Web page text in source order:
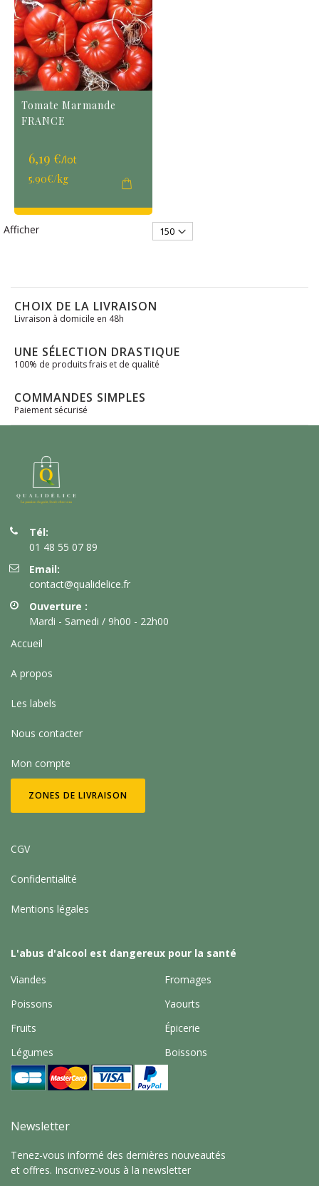
Tomate Marmande
FRANCE
6,19 €/lot
5.90€/kg
Afficher
CHOIX DE LA LIVRAISON
Livraison à domicile en 48h
UNE SÉLECTION DRASTIQUE
100% de produits frais et de qualité
COMMANDES SIMPLES
Paiement sécurisé
Tél:
01 48 55 07 89
Email:
contact@qualidelice.fr
Ouverture :
Mardi - Samedi / 9h00 - 22h00
Accueil
A propos
Les labels
Nous contacter
Mon compte
ZONES DE LIVRAISON
CGV
Confidentialité
Mentions légales
L'abus d'alcool est dangereux pour la santé
Viandes
Poissons
Fruits
Légumes
Fromages
Yaourts
Épicerie
Boissons
Newsletter
Tenez-vous informé des dernières nouveautés
et offres. Inscrivez-vous à la newsletter